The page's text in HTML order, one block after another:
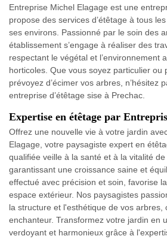
Entreprise Michel Elagage est une
propose des services d’étêtage à tous
ses environs. Passionné par le soin des
établissement s’engage à réaliser des
respectant le végétal et l’environnement
horticoles. Que vous soyez particulier ou
prévoyez d’écimer vos arbres, n’hésitez
entreprise d’étêtage sise à Prechac.
Expertise en étêtage par
Offrez une nouvelle vie à votre jardin
Elagage, votre paysagiste expert en
qualifiée veille à la santé et à la vitalité
garantissant une croissance saine et
effectué avec précision et soin, favorise
espace extérieur. Nos paysagistes
la structure et l'esthétique de vos arbres,
enchanteur. Transformez votre jardin en
verdoyant et harmonieux grâce à